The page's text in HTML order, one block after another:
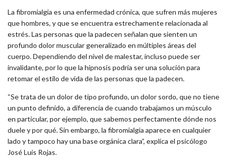
La fibromialgia es una enfermedad crónica, que sufren más mujeres
que hombres, y que se encuentra estrechamente relacionada al
estrés. Las personas que la padecen señalan que sienten un
profundo dolor muscular generalizado en múltiples áreas del
cuerpo. Dependiendo del nivel de malestar, incluso puede ser
invalidante, por lo que la hipnosis podría ser una solución para
retomar el estilo de vida de las personas que la padecen.
“Se trata de un dolor de tipo profundo, un dolor sordo, que no tiene
un punto definido, a diferencia de cuando trabajamos un músculo
en particular, por ejemplo, que sabemos perfectamente dónde nos
duele y por qué. Sin embargo, la fibromialgia aparece en cualquier
lado y tampoco hay una base orgánica clara”, explica el psicólogo
José Luis Rojas.